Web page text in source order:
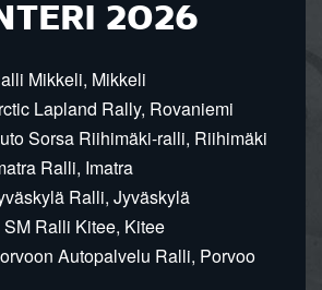
2026
Mikkeli, Mikkeli
Lapland Rally, Rovaniemi
Sorsa Riihimäki-ralli, Riihimäki
Ralli, Imatra
Ralli, Jyväskylä
Ralli Kitee, Kitee
Autopalvelu Ralli, Porvoo